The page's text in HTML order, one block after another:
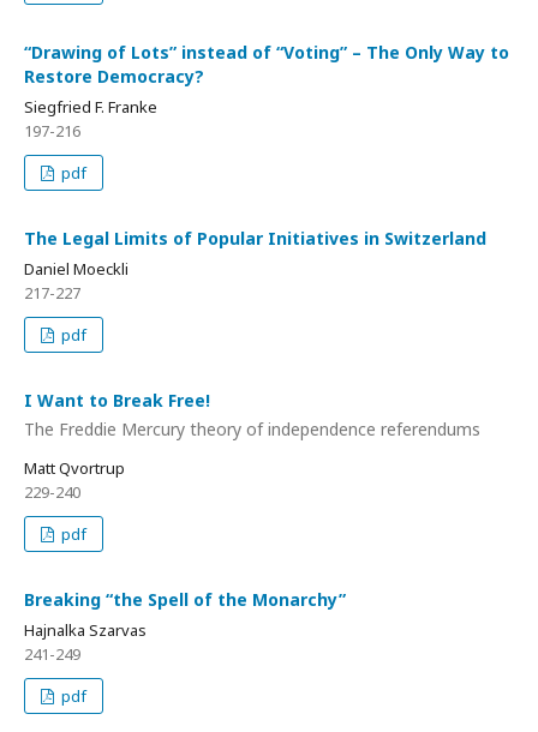
“Drawing of Lots” instead of “Voting” – The Only Way to
Restore Democracy?
Siegfried F. Franke
197-216
pdf
The Legal Limits of Popular Initiatives in Switzerland
Daniel Moeckli
217-227
pdf
I Want to Break Free!
The Freddie Mercury theory of independence referendums
Matt Qvortrup
229-240
pdf
Breaking “the Spell of the Monarchy”
Hajnalka Szarvas
241-249
pdf